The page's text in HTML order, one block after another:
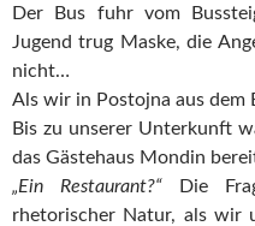
Der Bus fuhr vom
Jugend trug Maske, die
nicht…
Als wir in Postojna aus dem
Bis zu unserer Unterkunft
das Gästehaus Mondin
„Ein Restaurant?“ Die
rhetorischer Natur, als wir